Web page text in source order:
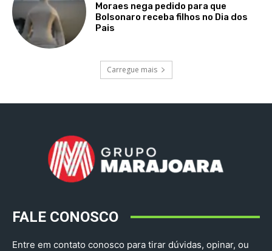
Moraes nega pedido para que
Bolsonaro receba filhos no Dia dos
Pais
Carregue mais
FALE CONOSCO
Entre em contato conosco para tirar dúvidas, opinar, ou